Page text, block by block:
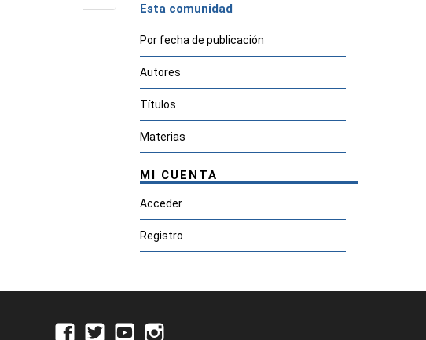
Esta comunidad
Por fecha de publicación
Autores
Títulos
Materias
MI CUENTA
Acceder
Registro